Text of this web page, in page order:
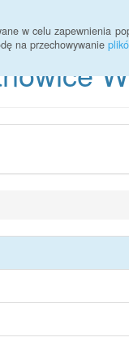
w celu zapewnienia
na przechowywanie